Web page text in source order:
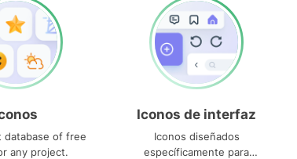
database of free
any project.
Iconos de interfaz
Iconos diseñados
específicamente para